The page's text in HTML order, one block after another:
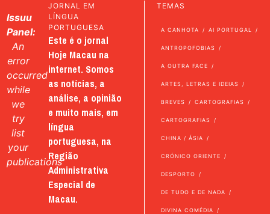
Issuu
Panel:
An
error
occurred
while
we
try
list
your
publications
JORNAL EM
LÍNGUA
PORTUGUESA
Este é o jornal
Hoje Macau na
internet. Somos
as notícias, a
análise, a opinião
e muito mais, em
língua
portuguesa, na
Região
Administrativa
Especial de
Macau.
TEMAS
A CANHOTA AI PORTUGAL
ANTROPOFOBIAS
A OUTRA FACE
ARTES, LETRAS E IDEIAS
BREVES CARTOGRAFIAS
CARTOGRAFIAS
CHINA / ÁSIA
CRÓNICO ORIENTE
DESPORTO
DE TUDO E DE NADA
DIVINA COMÉDIA